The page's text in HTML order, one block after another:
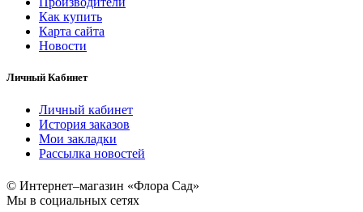
Как купить
Карта сайта
Новости
Личный Кабинет
Личный кабинет
История заказов
Мои закладки
Рассылка новостей
© Интернет–магазин «Флора Сад»
Мы в социальных сетях